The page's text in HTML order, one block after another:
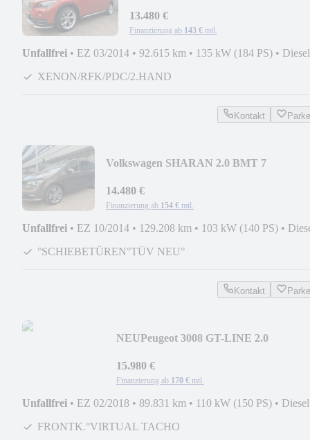
13.480 €
Finanzierung ab 143 € mtl.
Unfallfrei • EZ 03/2014 • 92.615 km • 135 kW (184 PS) • Diesel
XENON/RFK/PDC/2.HAND
Kontakt
Volkswagen SHARAN 2.0 BMT 7
14.480 €
Finanzierung ab 154 € mtl.
Unfallfrei • EZ 10/2014 • 129.208 km • 103 kW (140 PS) •
°SCHIEBETÜREN°TÜV NEU°
Kontakt
NEUPeugeot 3008 GT-LINE 2.0
15.980 €
Finanzierung ab 170 € mtl.
Unfallfrei • EZ 02/2018 • 89.831 km • 110 kW (150 PS) • Diesel
FRONTK.°VIRTUAL TACHO